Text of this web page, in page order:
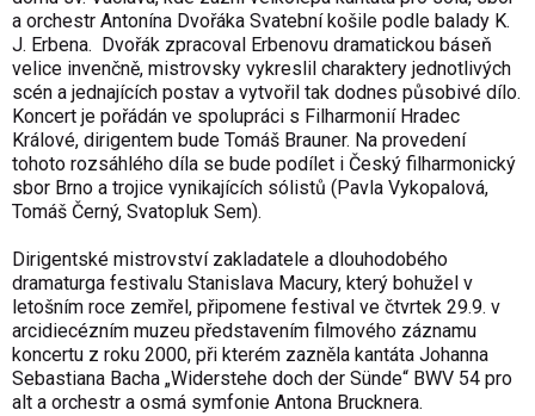
a orchestr Antonína Dvořáka Svatební košile podle balady K.
J. Erbena. Dvořák zpracoval Erbenovu dramatickou báseň
velice invenčně, mistrovsky vykreslil charaktery jednotlivých
scén a jednajících postav a vytvořil tak dodnes působivé dílo.
Koncert je pořádán ve spolupráci s Filharmonií Hradec
Králové, dirigentem bude Tomáš Brauner. Na provedení
tohoto rozsáhlého díla se bude podílet i Český filharmonický
sbor Brno a trojice vynikajících sólistů (Pavla Vykopalová,
Tomáš Černý, Svatopluk Sem).
Dirigentské mistrovství zakladatele a dlouhodobého
dramaturga festivalu Stanislava Macury, který bohužel v
letošním roce zemřel, připomene festival ve čtvrtek 29.9. v
arcidiecézním muzeu představením filmového záznamu
koncertu z roku 2000, při kterém zazněla kantáta Johanna
Sebastiana Bacha „Widerstehe doch der Sünde“ BWV 54 pro
alt a orchestr a osmá symfonie Antona Brucknera.